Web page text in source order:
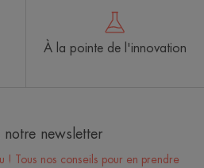
À la pointe de l'innovation
notre newsletter
! Tous nos conseils pour en prendre